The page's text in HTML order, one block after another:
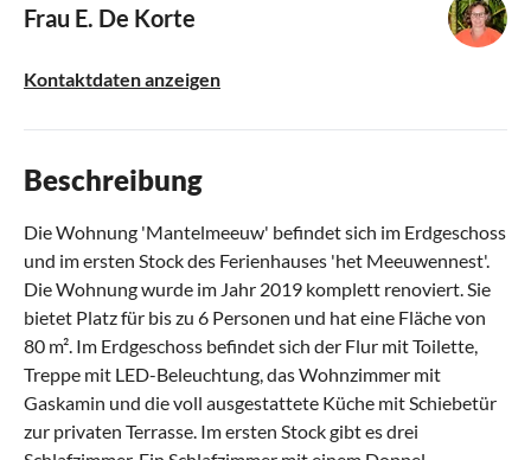
Frau E. De Korte
Kontaktdaten anzeigen
Beschreibung
Die Wohnung 'Mantelmeeuw' befindet sich im Erdgeschoss
und im ersten Stock des Ferienhauses 'het Meeuwennest'.
Die Wohnung wurde im Jahr 2019 komplett renoviert. Sie
bietet Platz für bis zu 6 Personen und hat eine Fläche von
80 m². Im Erdgeschoss befindet sich der Flur mit Toilette,
Treppe mit LED-Beleuchtung, das Wohnzimmer mit
Gaskamin und die voll ausgestattete Küche mit Schiebetür
zur privaten Terrasse. Im ersten Stock gibt es drei